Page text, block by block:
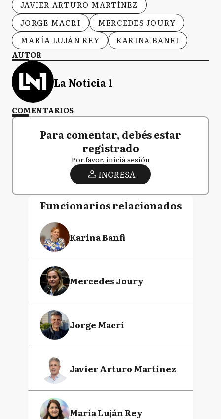
JAVIER ARTURO MARTÍNEZ
JORGE MACRI
MERCEDES JOURY
MARÍA LUJÁN REY
KARINA BANFI
AUTOR
La Noticia 1
COMENTARIOS
Para comentar, debés estar
registrado
Por favor, iniciá sesión
INGRESA
Funcionarios relacionados
Karina Banfi
Mercedes Joury
Jorge Macri
Javier Arturo Martínez
María Luján Rey